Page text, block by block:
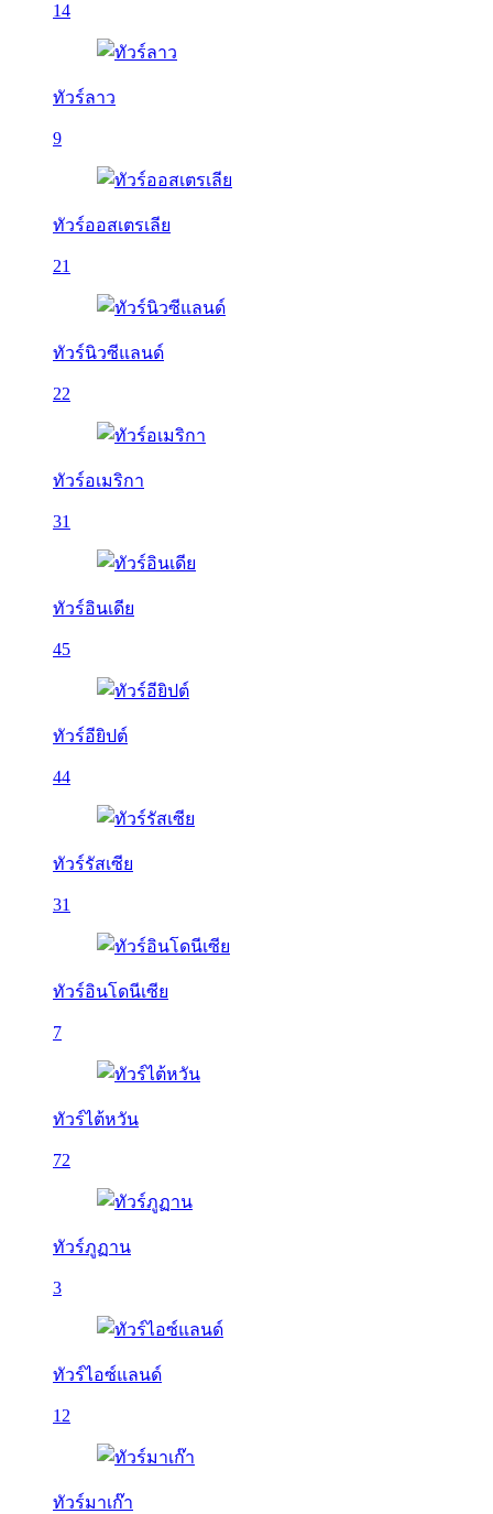
14
ทัวร์ลาว
9
ทัวร์ออสเตรเลีย
21
ทัวร์นิวซีแลนด์
22
ทัวร์อเมริกา
31
ทัวร์อินเดีย
45
ทัวร์อียิปต์
44
ทัวร์รัสเซีย
31
ทัวร์อินโดนีเซีย
7
ทัวร์ไต้หวัน
72
ทัวร์ภูฏาน
3
ทัวร์ไอซ์แลนด์
12
ทัวร์มาเก๊า